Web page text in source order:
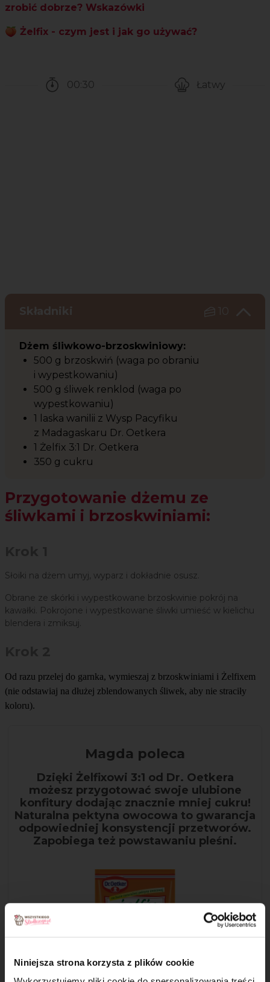
Niniejsza strona korzysta z plików cookie
zrobić dobrze? Wskazówki
🍑 Żelfix - czym jest i jak go używać?
00:30
Łatwy
Składniki 10
Dżem śliwkowo-brzoskwiniowy:
500 g brzoskwiń (waga po obraniu
i wypestkowaniu)
500 g śliwek renklod (waga po
wypestkowaniu)
1 laska wanilii z Wysp Pacyfiku
z Madagaskaru Dr. Oetkera
1 Żelfix 3:1 Dr. Oetkera
350 g cukru
Przygotowanie dżemu ze
śliwkami i brzoskwiniami:
Słoiki na dżem umyj, wyparz i dokładnie osusz.
Obrane ze skórki i wypestkowane brzoskwinie pokrój na
kawałki. Pokrojone i wypestkowane śliwki umieść w kielichu
blendera i zmiksuj.
Od razu przelej do garnka, wymieszaj z brzoskwiniami i Żelfixem
(nie odstawiaj na dłużej zblendowanych śliwek, aby nie straciły
koloru).
Magda poleca
Dzięki Żelfixowi 3:1 od Dr. Oetkera
możesz przygotować swoje ulubione
konfitury dodając znacznie mniej cukru!
Naturalna pektyna owocowa to gwarancja
odpowiedniej konsystencji przetworów.
Zapobiega też powstawaniu pleśni.